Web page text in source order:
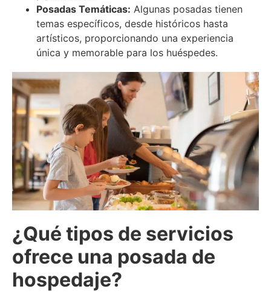
Posadas Temáticas: Algunas posadas tienen
temas específicos, desde históricos hasta
artísticos, proporcionando una experiencia
única y memorable para los huéspedes.
¿Qué tipos de servicios
ofrece una posada de
hospedaje?